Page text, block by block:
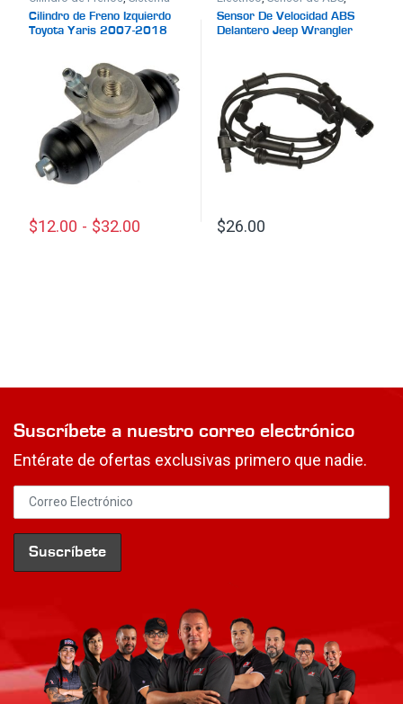
de Frenos
Cilindro de Freno Izquierdo
Toyota Yaris 2007-2018
$12.00 - $32.00
Sistema de Frenos
Sensor De Velocidad ABS
Delantero Jeep Wrangler
$26.00
Suscríbete a nuestro correo electrónico
Entérate de ofertas exclusivas primero que nadie.